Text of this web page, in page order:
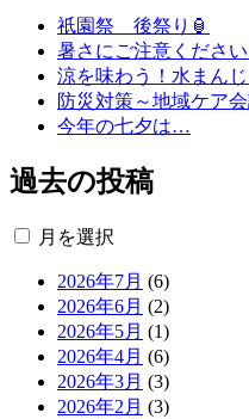
祇園祭 後祭り🏮
暑さにご注意ください
涼を味わう！水まん
防災対策～地域ケア
今年の七夕は…
過去の投稿
月を選択
2026年7月 (6)
2026年6月 (2)
2026年5月 (1)
2026年4月 (6)
2026年3月 (3)
2026年2月 (3)